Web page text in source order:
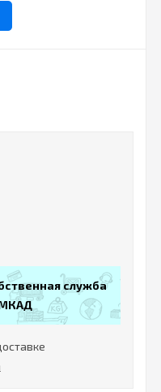
служба